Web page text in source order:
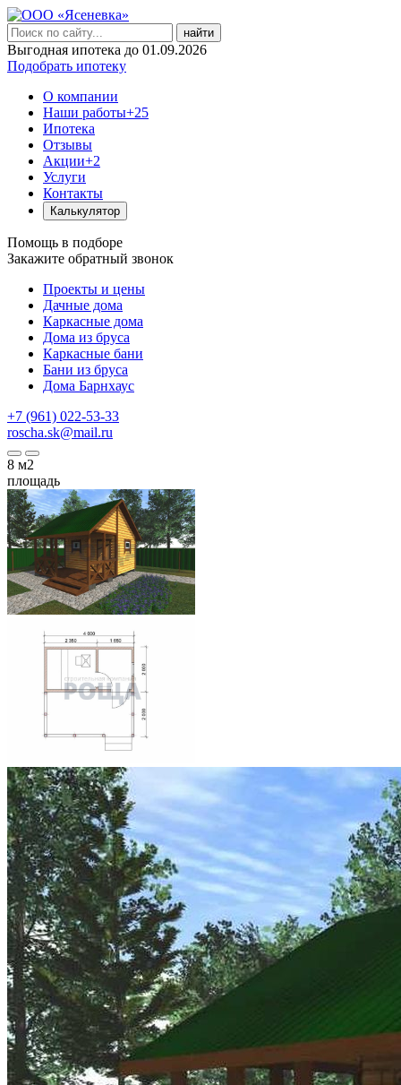
найти
Выгодная ипотека до 01.09.2026
Подобрать ипотеку
О компании
Наши работы+25
Ипотека
Отзывы
Акции+2
Услуги
Контакты
Калькулятор
Помощь в подборе
Закажите обратный звонок
Проекты и цены
Дачные дома
Каркасные дома
Дома из бруса
Каркасные бани
Бани из бруса
Дома Барнхаус
+7 (961) 022-53-33
roscha.sk@mail.ru
8 м2
площадь